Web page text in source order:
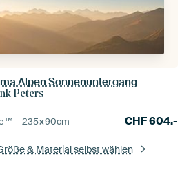
Alpen Sonnenuntergang
Peters
–235×90cm CHF604.-
& Material selbst wählen